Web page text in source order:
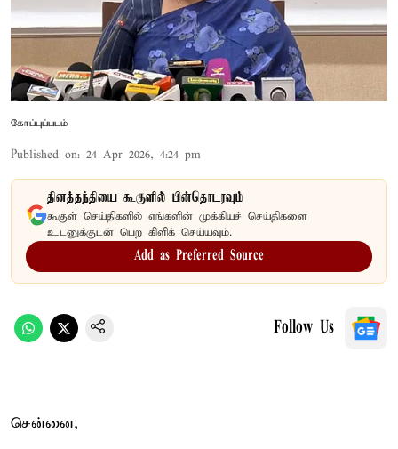
கோப்புப்படம்
Published on: 24 Apr 2026, 4:24 pm
தினத்தந்தியை கூகுளில் பின்தொடரவும்
கூகுள் செய்திகளில் எங்களின் முக்கியச் செய்திகளை
உடனுக்குடன் பெற கிளிக் செய்யவும்.
Add as Preferred Source
Follow Us
சென்னை,